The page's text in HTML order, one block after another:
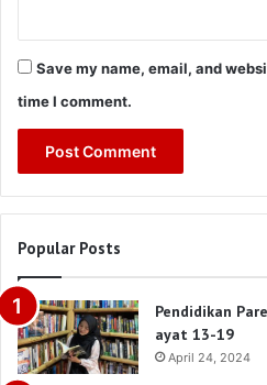
Save my name, email, and
time I comment.
Popular Posts
Pendidikan
ayat 13-19
April 24, 2024